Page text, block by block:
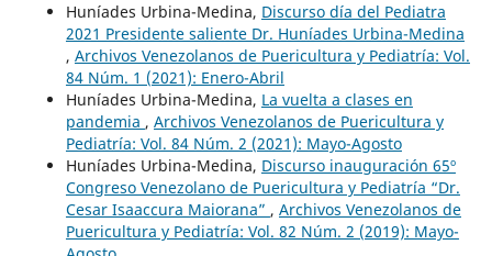
Huníades Urbina-Medina, Discurso día del Pediatra
2021 Presidente saliente Dr. Huníades Urbina-Medina
, Archivos Venezolanos de Puericultura y Pediatría: Vol.
84 Núm. 1 (2021): Enero-Abril
Huníades Urbina-Medina, La vuelta a clases en
pandemia , Archivos Venezolanos de Puericultura y
Pediatría: Vol. 84 Núm. 2 (2021): Mayo-Agosto
Huníades Urbina-Medina, Discurso inauguración 65º
Congreso Venezolano de Puericultura y Pediatría “Dr.
Cesar Isaaccura Maiorana” , Archivos Venezolanos de
Puericultura y Pediatría: Vol. 82 Núm. 2 (2019): Mayo-